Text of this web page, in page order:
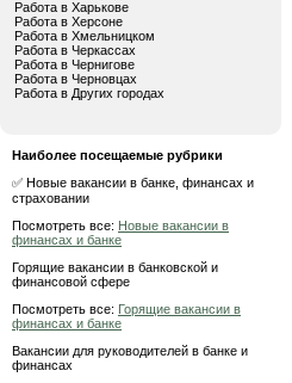
Работа в Харькове
Работа в Херсоне
Работа в Хмельницком
Работа в Черкассах
Работа в Чернигове
Работа в Черновцах
Работа в Других городах
Наиболее посещаемые рубрики
✅ Новые вакансии в банке, финансах и
страховании
Посмотреть все: Новые вакансии в
финансах и банке
Горящие вакансии в банковской и
финансовой сфере
Посмотреть все: Горящие вакансии в
финансах и банке
Вакансии для руководителей в банке и
финансах